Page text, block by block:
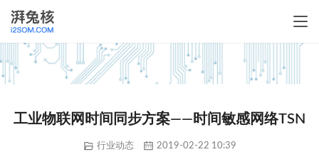
工业物联网时间同步方案——时间敏感网络TSN
行业动态 2019-02-22 10:39